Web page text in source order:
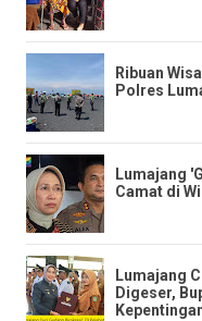
Ribuan
Polres
​Lumajang
Camat di
​Lumajang
Digeser,